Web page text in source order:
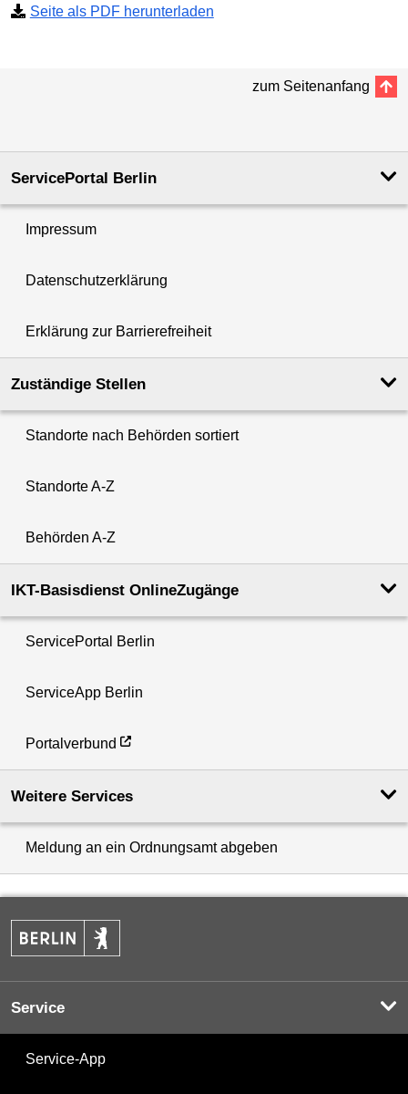
Seite als PDF herunterladen
zum Seitenanfang
ServicePortal Berlin
Impressum
Datenschutzerklärung
Erklärung zur Barrierefreiheit
Zuständige Stellen
Standorte nach Behörden sortiert
Standorte A-Z
Behörden A-Z
IKT-Basisdienst OnlineZugänge
ServicePortal Berlin
ServiceApp Berlin
Portalverbund
Weitere Services
Meldung an ein Ordnungsamt abgeben
Service
Service-App